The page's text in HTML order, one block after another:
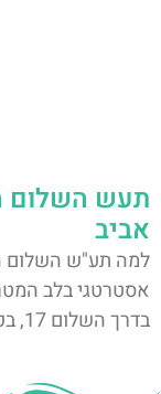
תעש השלום
אביב
למה תע"ש השלום
אסטרטגי בלב
בדרך השלום 17, בפינת רחוב עליית הנוער, נחשב